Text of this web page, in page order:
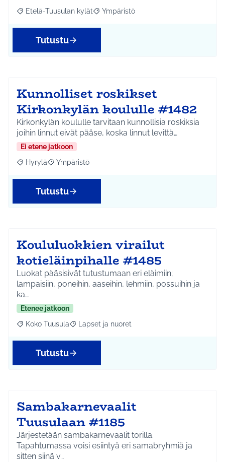
Rajaa tulokset aihepiirin mukaan: Etelä-Tuusulan kylät
Etelä-Tuusulan kylät Rajaa tulokset teeman mukaan:
Ympäristö
Tutustu
Kunnolliset roskikset
Kirkonkylän koululle #1482
Kirkonkylän koululle tarvitaan kunnollisia roskiksia
joihin linnut eivät pääse, koska linnut levittä…
Ei etene jatkoon
Rajaa tulokset aihepiirin mukaan: Hyrylä
Hyrylä Rajaa tulokset teeman mukaan: Ympäristö
Ympäristö
Tutustu
Koululuokkien virailut
kotieläinpihalle #1485
Luokat pääsisivät tutustumaan eri eläimiin;
lampaisiin, poneihin, aaseihin, lehmiin, possuihin ja
ka…
Etenee jatkoon
Rajaa tulokset aihepiirin mukaan: Koko Tuusula
Koko Tuusula Rajaa tulokset teeman mukaan: Lapset ja
Lapset ja nuoret
Tutustu
Sambakarnevaalit
Tuusulaan #1185
Järjestetään sambakarnevaalit torilla.
Tapahtumassa voisi esiintyä eri samabryhmiä ja
sitten siinä v…